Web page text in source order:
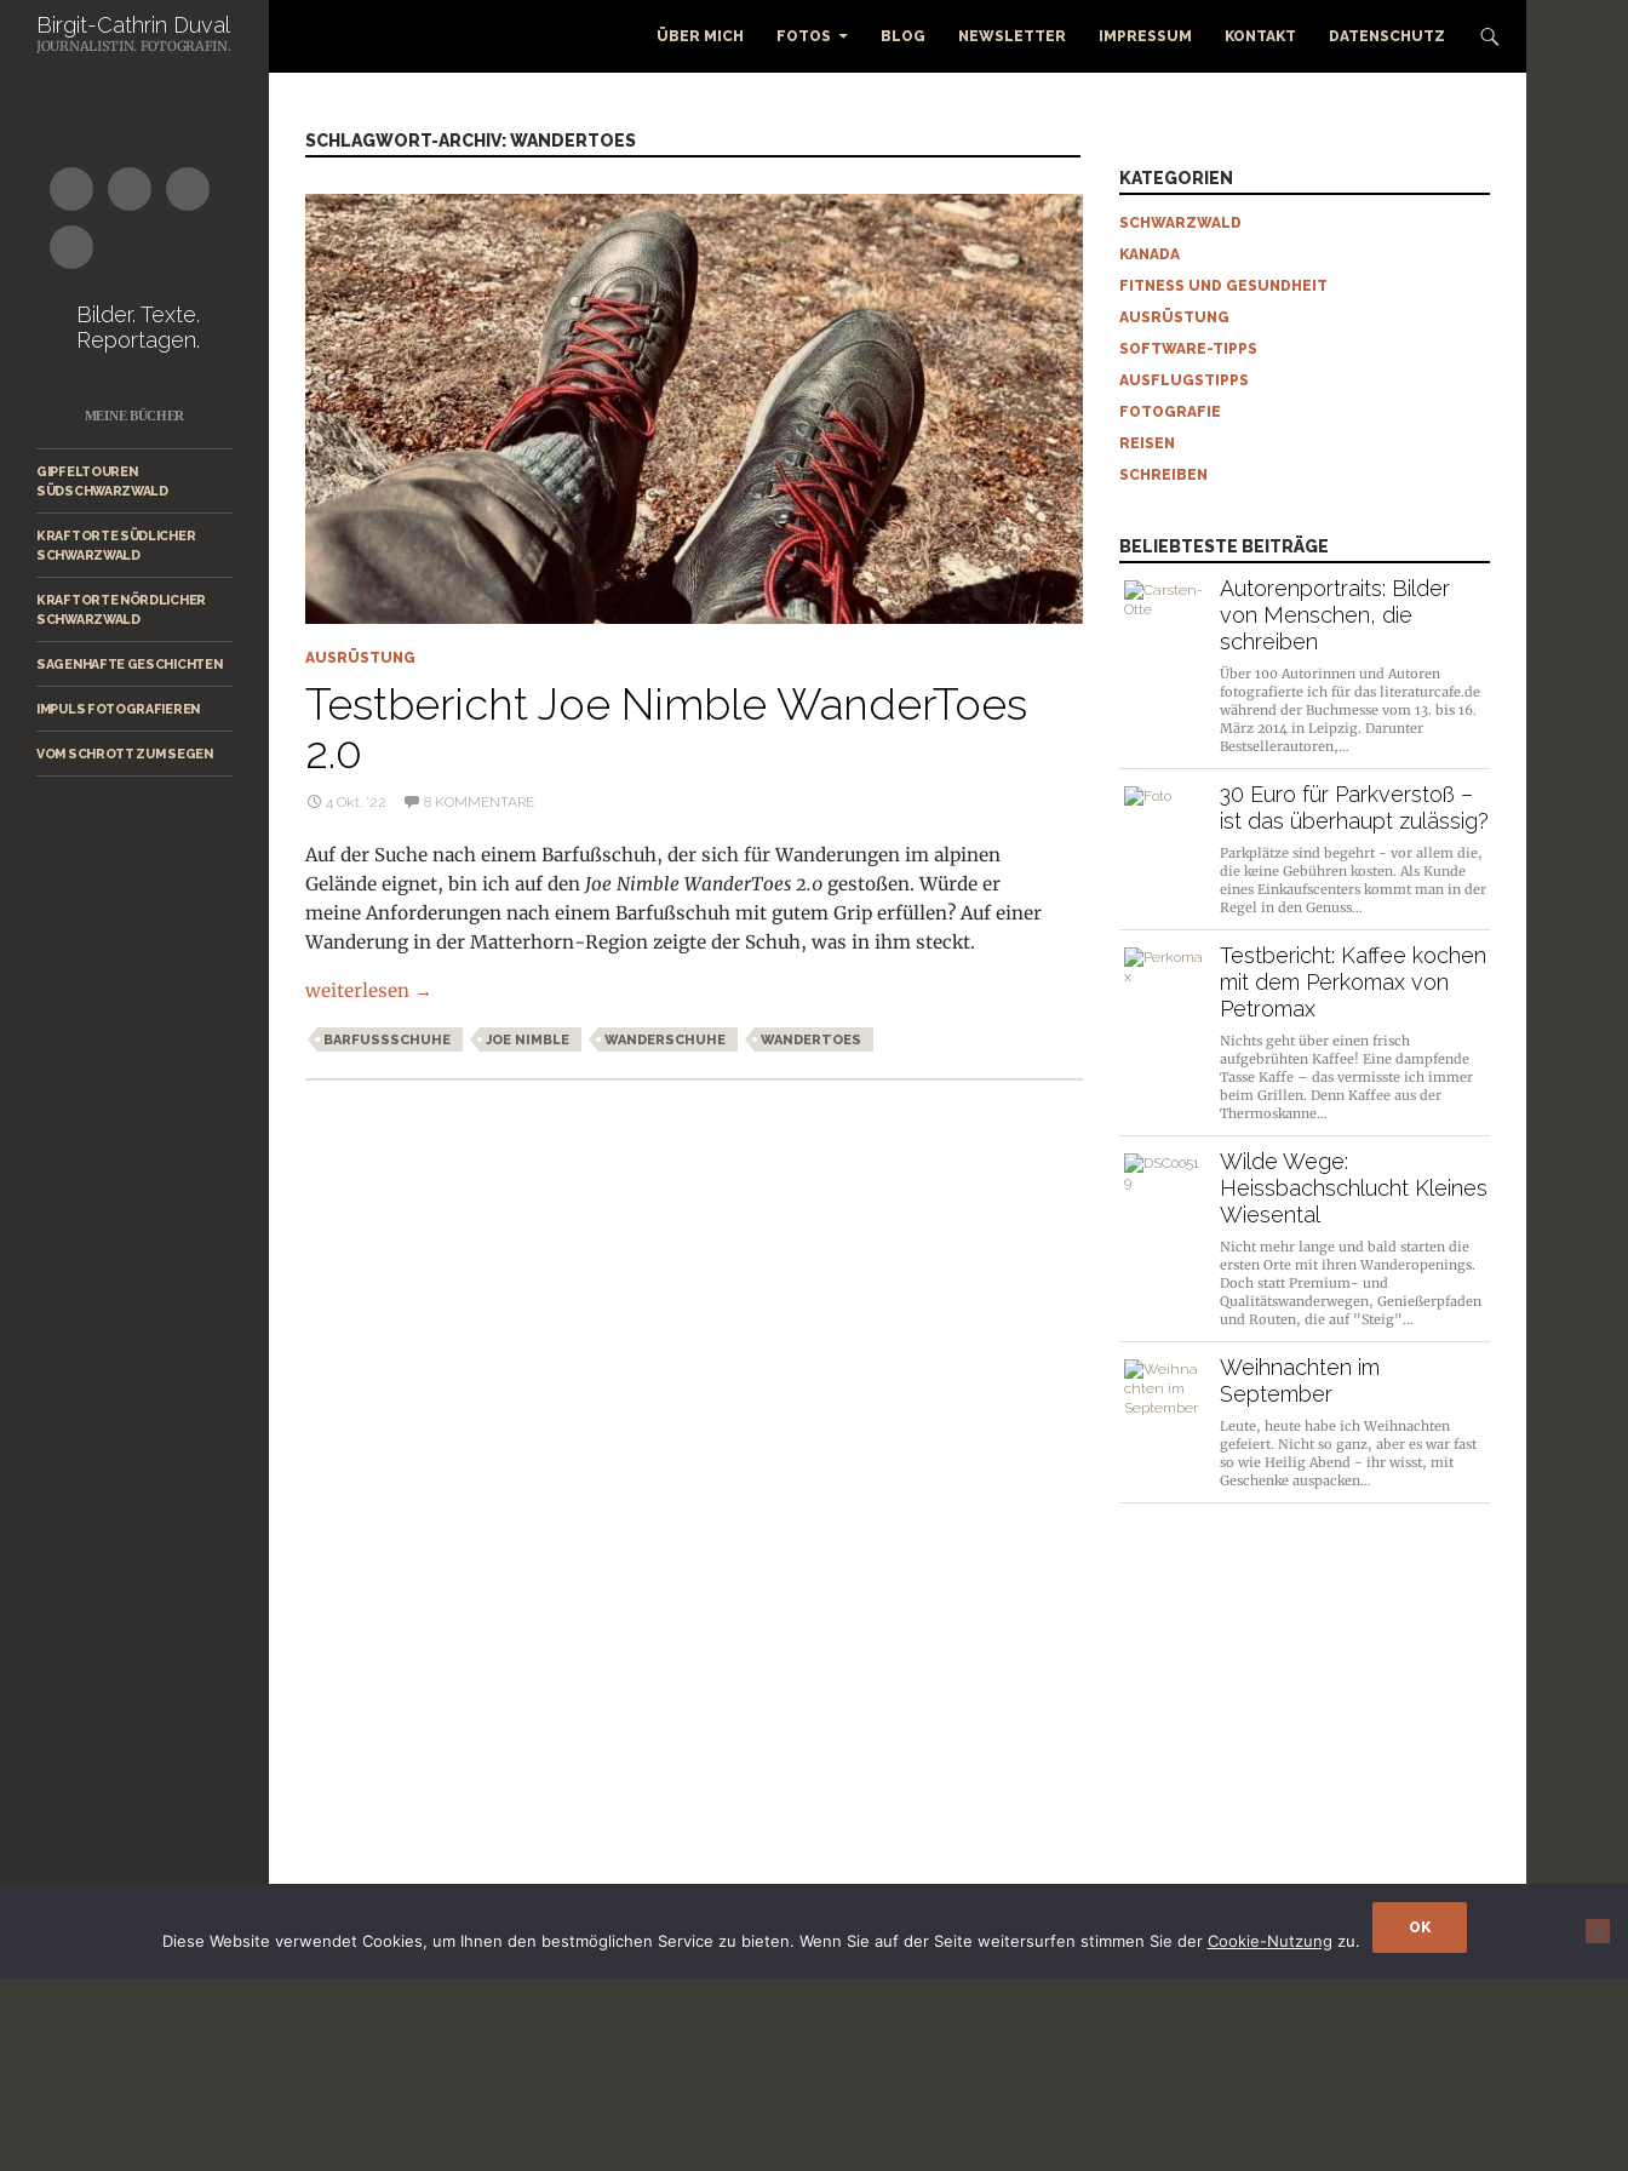
Suchen
ÜBER MICH FOTOS BLOG NEWSLETTER IMPRESSUM KONTAKT DATENSCHUTZ
SCHLAGWORT-ARCHIV: WANDERTOES
AUSRÜSTUNG
Testbericht Joe Nimble WanderToes
2.0
4 Okt. ’22 8 KOMMENTARE
Auf der Suche nach einem Barfußschuh, der sich für Wanderungen im alpinen
Gelände eignet, bin ich auf den Joe Nimble WanderToes 2.0 gestoßen. Würde er
meine Anforderungen nach einem Barfußschuh mit gutem Grip erfüllen? Auf einer
Wanderung in der Matterhorn-Region zeigte der Schuh, was in ihm steckt.
Testbericht Joe Nimble WanderToes 2.0
weiterlesen →
BARFUSSSCHUHE JOE NIMBLE WANDERSCHUHE WANDERTOES
KATEGORIEN
SCHWARZWALD
KANADA
FITNESS UND GESUNDHEIT
AUSRÜSTUNG
SOFTWARE-TIPPS
AUSFLUGSTIPPS
FOTOGRAFIE
REISEN
SCHREIBEN
BELIEBTESTE BEITRÄGE
Autorenportraits: Bilder
von Menschen, die
schreiben
Über 100 Autorinnen und Autoren
fotografierte ich für das literaturcafe.de
während der Buchmesse vom 13. bis 16.
März 2014 in Leipzig. Darunter
Bestsellerautoren,…
30 Euro für Parkverstoß –
ist das überhaupt zulässig?
Parkplätze sind begehrt - vor allem die,
die keine Gebühren kosten. Als Kunde
eines Einkaufscenters kommt man in der
Regel in den Genuss…
Testbericht: Kaffee kochen
mit dem Perkomax von
Petromax
Nichts geht über einen frisch
aufgebrühten Kaffee! Eine dampfende
Tasse Kaffe – das vermisste ich immer
beim Grillen. Denn Kaffee aus der
Thermoskanne…
Wilde Wege:
Heissbachschlucht Kleines
Wiesental
Nicht mehr lange und bald starten die
ersten Orte mit ihren Wanderopenings.
Doch statt Premium- und
Qualitätswanderwegen, Genießerpfaden
und Routen, die auf "Steig"…
Weihnachten im
September
Leute, heute habe ich Weihnachten
gefeiert. Nicht so ganz, aber es war fast
so wie Heilig Abend - ihr wisst, mit
Geschenke auspacken…
Birgit-Cathrin Duval
JOURNALISTIN. FOTOGRAFIN.
Bilder. Texte.
Reportagen.
MEINE BÜCHER
GIPFELTOUREN
SÜDSCHWARZWALD
KRAFTORTE SÜDLICHER
SCHWARZWALD
KRAFTORTE NÖRDLICHER
SCHWARZWALD
SAGENHAFTE GESCHICHTEN
IMPULS FOTOGRAFIEREN
VOM SCHROTT ZUM SEGEN
Diese Website verwendet Cookies, um Ihnen den bestmöglichen Service zu bieten. Wenn Sie auf der Seite weitersurfen stimmen Sie der Cookie-Nutzung zu.
OK